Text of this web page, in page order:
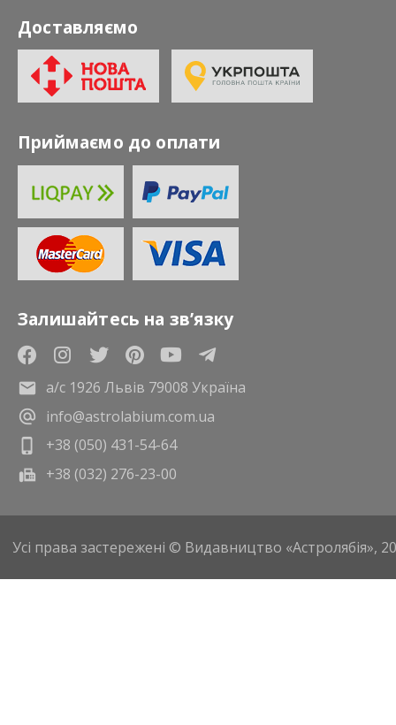
Доставляємо
Приймаємо до оплати
Залишайтесь на зв’язку
а/с 1926 Львів 79008 Україна
info@astrolabium.com.ua
+38 (050) 431-54-64
+38 (032) 276-23-00
Усі права застережені © Видавництво «Астролябія»,